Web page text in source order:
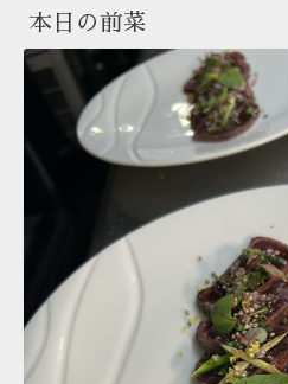
本日の前菜